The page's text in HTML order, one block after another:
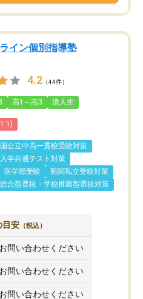
イン個別指導塾
4.2 （44件）
高1～高3 浪人生
国公立中高一貫校受験対策
学共通テスト対策
医学部受験
難関私立受験対策
総合型選抜・学校推薦型選抜対策
目安 （税込）
問い合わせください
問い合わせください
問い合わせください